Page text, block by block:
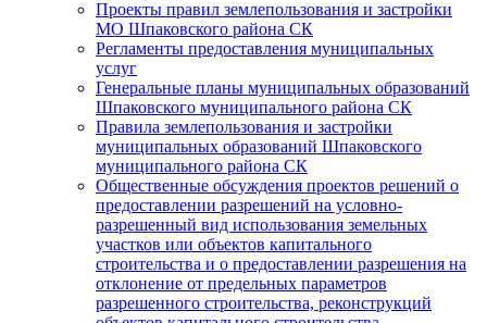
Проекты правил землепользования и застройки
МО Шпаковского района СК
Регламенты предоставления муниципальных
услуг
Генеральные планы муниципальных образований
Шпаковского муниципального района СК
Правила землепользования и застройки
муниципальных образований Шпаковского
муниципального района СК
Общественные обсуждения проектов решений о
предоставлении разрешений на условно-
разрешенный вид использования земельных
участков или объектов капитального
строительства и о предоставлении разрешения на
отклонение от предельных параметров
разрешенного строительства, реконструкций